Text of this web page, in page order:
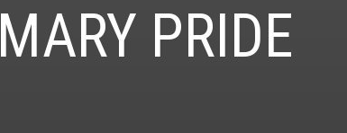
MARY PRIDE